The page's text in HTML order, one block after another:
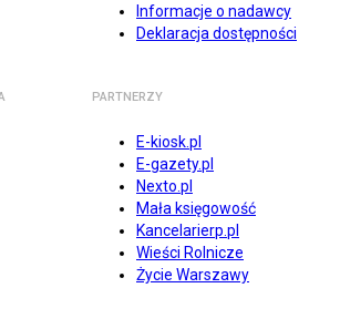
Informacje o nadawcy
Deklaracja dostępności
PARTNERZY
E-kiosk.pl
E-gazety.pl
Nexto.pl
Mała księgowość
Kancelarierp.pl
Wieści Rolnicze
Życie Warszawy